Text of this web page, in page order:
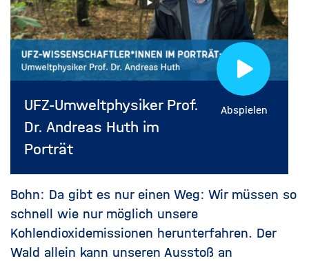
UFZ-Umweltphysiker Prof.
Dr. Andreas Huth im
Porträt
Abspielen
Bohn: Da gibt es nur einen Weg: Wir müssen so
schnell wie nur möglich unsere
Kohlendioxidemissionen herunterfahren. Der
Wald allein kann unseren Ausstoß an